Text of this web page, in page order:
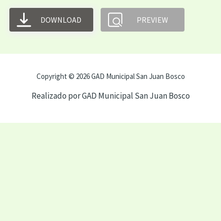
DOWNLOAD PREVIEW
Copyright © 2026 GAD Municipal San Juan Bosco
Realizado por GAD Municipal San Juan Bosco